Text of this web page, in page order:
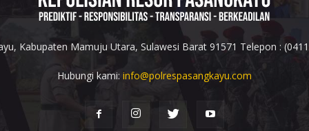
Kabupaten Mamuju Utara, Sulawesi Barat 91571 Telepon :
Hubungi kami: info@polrespasangkayu.com